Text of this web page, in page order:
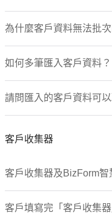
為什麼客戶資料無法批
如何多筆匯入客戶資料？
請問匯入的客戶資料可
客戶收集器
客戶收集器及BizForm智
客戶填寫完「客戶收集